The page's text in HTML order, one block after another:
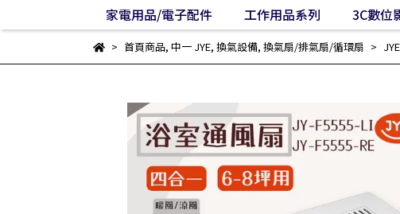
家電用品/電子配件
工作用品系列 3C數位
首頁商品, 中一 JYE, 換氣設備, 換氣扇/排氣扇/循環扇